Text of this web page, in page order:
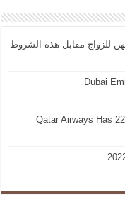
للزواج مقابل هذه الشروط
Dubai
Qatar Airways Has